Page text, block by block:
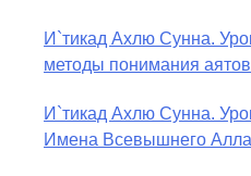
не пришло в Коране и
Таймийи
И`тикад Ахлю Сунна.
методы понимания
Что означает
образа)?
И`тикад Ахлю Сунна.
Имена Всевышнего